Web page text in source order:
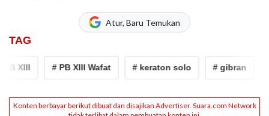
Atur, Baru Temukan
TAG
XIII # PB XIII Wafat # keraton solo # gibran